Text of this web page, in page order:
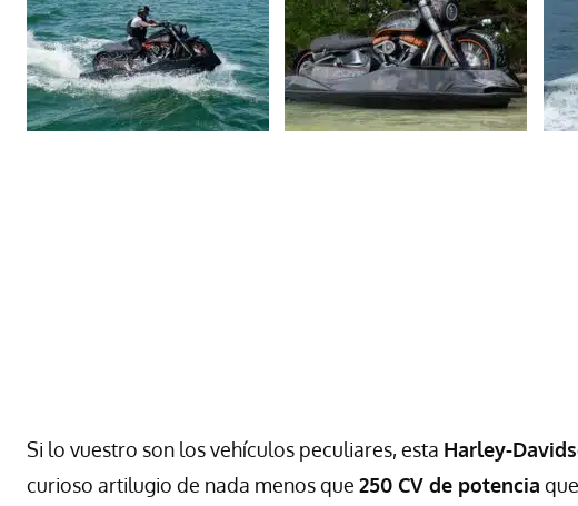
Si lo vuestro son los vehículos peculiares, esta Harley-
curioso artilugio de nada menos que 250 CV de potencia